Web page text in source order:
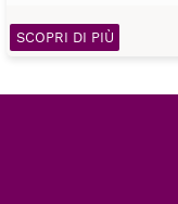
SCOPRI DI PIÙ